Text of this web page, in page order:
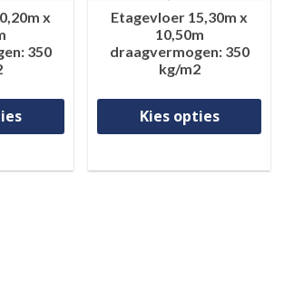
x
350
Dit product heeft meerdere
Etagevloer 15,30m x
10,50m
draagvermogen: 350
kg/m2
Kies opties